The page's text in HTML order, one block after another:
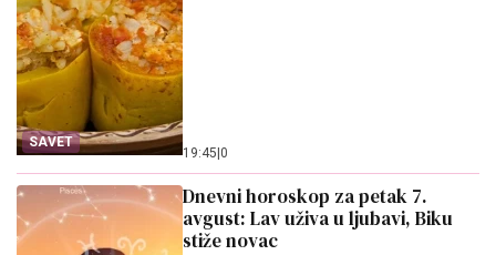
SAVET
19:45 0
Dnevni horoskop za petak 7.
avgust: Lav uživa u ljubavi, Biku
stiže novac